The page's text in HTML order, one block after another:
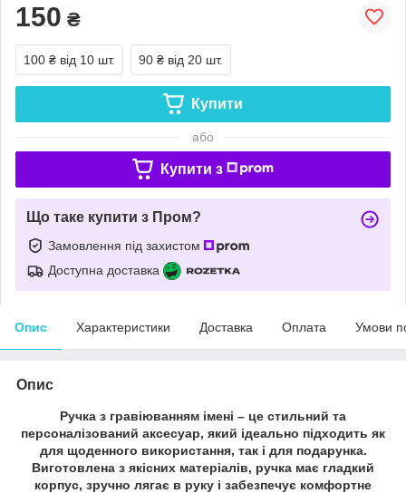
150 ₴
100 ₴ від 10 шт. 90 ₴ від 20 шт.
Купити
або
Купити з
Що таке купити з Пром?
Замовлення під захистом
Доступна доставка
Опис Характеристики Доставка Оплата Умови
Опис
Ручка з гравіюванням імені – це стильний та
персоналізований аксесуар, який ідеально підходить як
для щоденного використання, так і для подарунка.
Виготовлена з якісних матеріалів, ручка має гладкий
корпус, зручно лягає в руку і забезпечує комфортне